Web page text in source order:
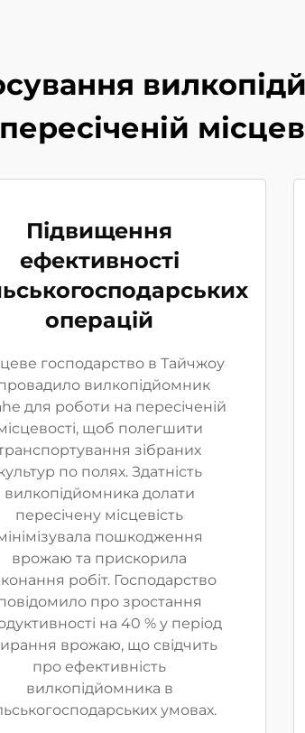
Підвищення
ефективності
операцій
господарство в Тайчжоу
вилкопідйомник
для роботи на пересіченій
щоб полегшити
зібраних
по полях. Здатність
вилкопідйомника долати
пересічену місцевість
пошкодження
врожаю та прискорила
робіт. Господарство
про зростання
на 40 % у період
врожаю, що свідчить
про ефективність
вилкопідйомника в
умовах.